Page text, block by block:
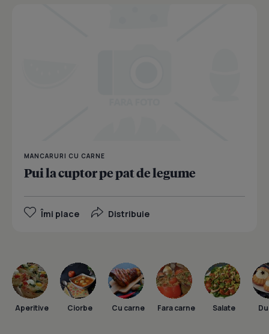
MANCARURI CU CARNE
Pui la cuptor pe pat de legume
Îmi place Distribuie
Aperitive Ciorbe Cu carne Fara carne Salate